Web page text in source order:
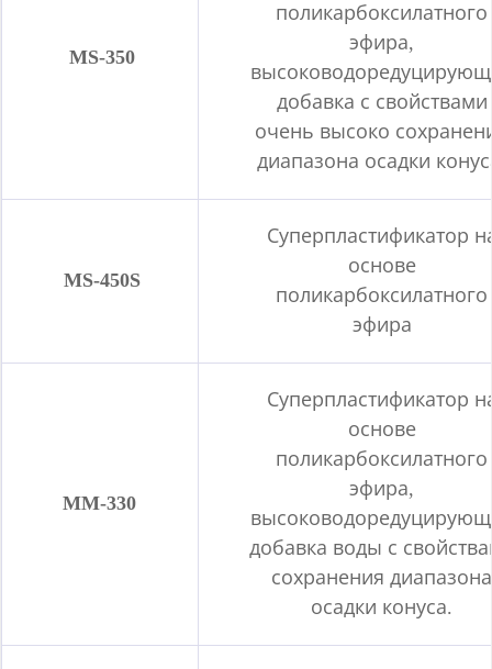
MS-350
поликарбоксилатного
эфира,
добавка с свойствами
очень высоко
диапазона осадки
MS-450S
Суперпластификатор
основе
поликарбоксилатного
эфира
MM-330
Суперпластификатор
основе
поликарбоксилатного
эфира,
добавка воды с
сохранения диапазона
осадки конуса.